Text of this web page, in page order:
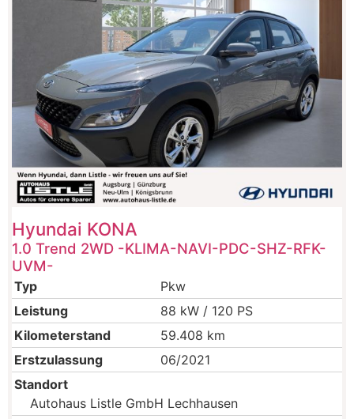
Hyundai KONA
1.0 Trend 2WD -KLIMA-NAVI-PDC-SHZ-RFK-
UVM-
Typ
Pkw
Leistung
88 kW / 120 PS
Kilometerstand
59.408 km
Erstzulassung
06/2021
Standort
Autohaus Listle GmbH Lechhausen